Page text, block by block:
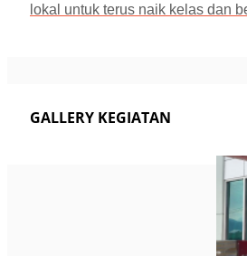
lokal untuk terus naik kelas dan
GALLERY KEGIATAN